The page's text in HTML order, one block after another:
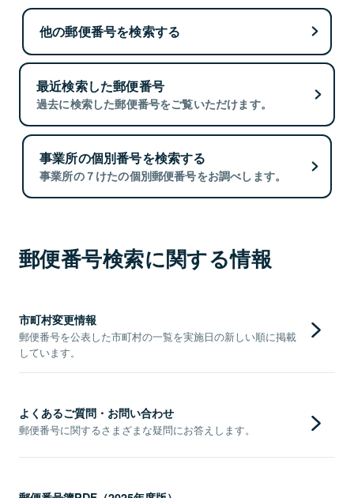
他の郵便番号を検索する
最近検索した郵便番号
過去に検索した郵便番号をご覧いただけます。
事業所の個別番号を検索する
事業所の７けたの個別郵便番号をお調べします。
郵便番号検索に関する情報
市町村変更情報
郵便番号を公表した市町村の一覧を実施日の新しい順に掲載
しています。
よくあるご質問・お問い合わせ
郵便番号に関するさまざまな疑問にお答えします。